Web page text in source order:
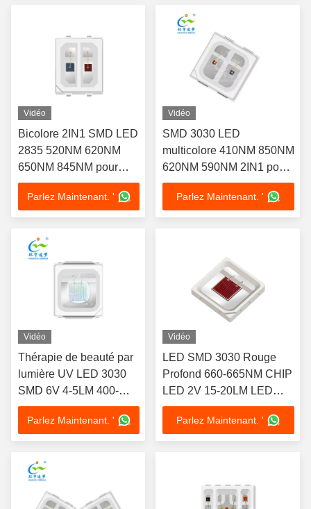
Vidéo
Bicolore 2IN1 SMD LED
2835 520NM 620NM
650NM 845NM pour
appareil de thérapie de
beauté
Parlez Maintenant. '
Vidéo
SMD 3030 LED
multicolore 410NM 850NM
620NM 590NM 2IN1 pour
masque de beauté
Parlez Maintenant. '
Vidéo
Thérapie de beauté par
lumière UV LED 3030
SMD 6V 4-5LM 400-
410NM CHIP LED
Parlez Maintenant. '
Vidéo
LED SMD 3030 Rouge
Profond 660-665NM CHIP
LED 2V 15-20LM LED
Masque de Beauté SMD
Parlez Maintenant. '